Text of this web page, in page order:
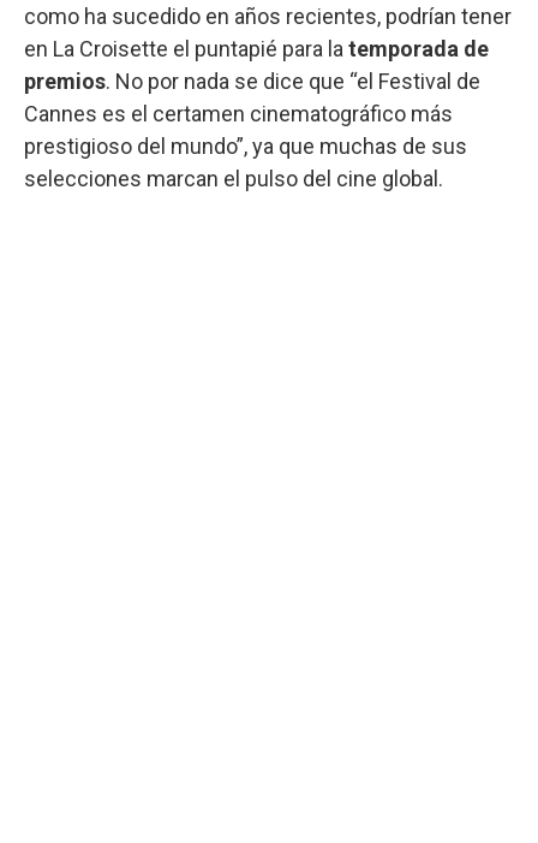
como ha sucedido en años recientes, podrían tener
en La Croisette el puntapié para la temporada de
premios. No por nada se dice que “el Festival de
Cannes es el certamen cinematográfico más
prestigioso del mundo”, ya que muchas de sus
selecciones marcan el pulso del cine global.